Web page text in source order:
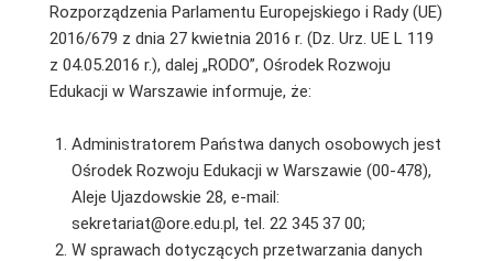
Rozporządzenia Parlamentu Europejskiego i Rady (UE)
2016/679 z dnia 27 kwietnia 2016 r. (Dz. Urz. UE L 119
z 04.05.2016 r.), dalej „RODO”, Ośrodek Rozwoju
Edukacji w Warszawie informuje, że:
Administratorem Państwa danych osobowych jest
Ośrodek Rozwoju Edukacji w Warszawie (00-478),
Aleje Ujazdowskie 28, e-mail:
sekretariat@ore.edu.pl, tel. 22 345 37 00;
W sprawach dotyczących przetwarzania danych